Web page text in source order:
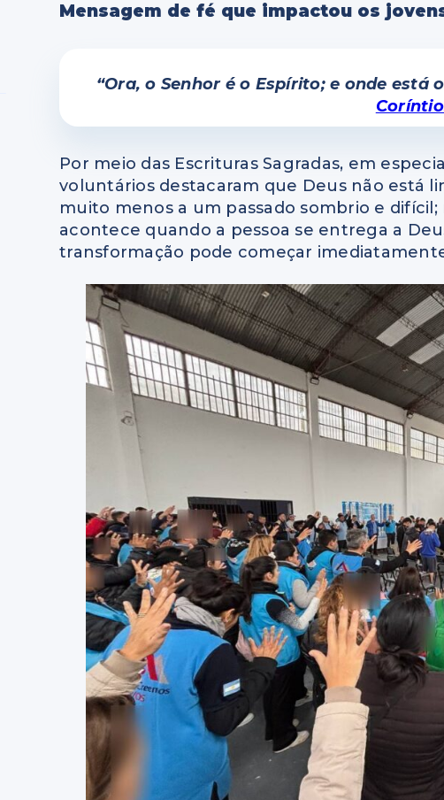
Mensagem de fé que impactou os
“Ora, o Senhor é o Espírito; e onde
Por meio das Escrituras Sagradas, em
voluntários destacaram que Deus não está
muito menos a um passado sombrio e
acontece quando a pessoa se entrega a
transformação pode começar